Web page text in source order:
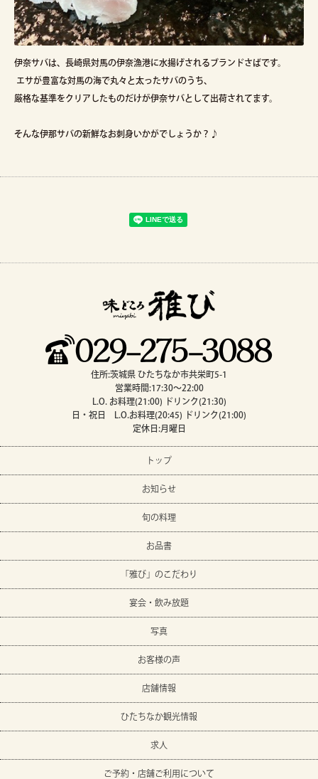
伊奈サバは、長崎県対馬の伊奈漁港に水揚げされるブランドさばです。
エサが豊富な対馬の海で丸々と太ったサバのうち、
厳格な基準をクリアしたものだけが伊奈サバとして出荷されてます。
そんな伊那サバの新鮮なお刺身いかがでしょうか？♪
住所:茨城県 ひたちなか市共栄町5-1
営業時間:17:30～22:00
L.O. お料理(21:00) ドリンク(21:30)
日・祝日 L.O.お料理(20:45) ドリンク(21:00)
定休日:月曜日
トップ
お知らせ
旬の料理
お品書
「雅び」のこだわり
宴会・飲み放題
写真
お客様の声
店舗情報
ひたちなか観光情報
求人
ご予約・店舗ご利用について